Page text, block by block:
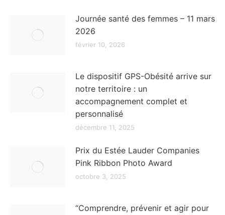
Journée santé des femmes – 11 mars
2026
février 10, 2026
Le dispositif GPS-Obésité arrive sur
notre territoire : un
accompagnement complet et
personnalisé
décembre 11, 2025
Prix du Estée Lauder Companies
Pink Ribbon Photo Award
octobre 3, 2025
“Comprendre, prévenir et agir pour